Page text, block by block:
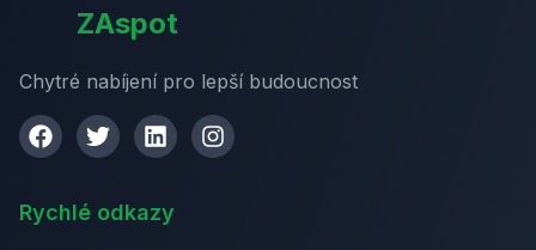
ZAspot
Chytré nabíjení pro lepší budoucnost
Rychlé odkazy